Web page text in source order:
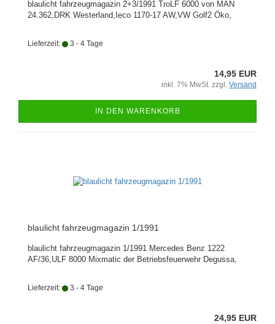
blaulicht fahrzeugmagazin 2+3/1991 TroLF 6000 von MAN
24.362,DRK Westerland,Ieco 1170-17 AW,VW Golf2 Öko,
Lieferzeit: 3 - 4 Tage
14,95 EUR
inkl. 7% MwSt. zzgl. Versand
IN DEN WARENKORB
blaulicht fahrzeugmagazin 1/1991
blaulicht fahrzeugmagazin 1/1991 Mercedes Benz 1222
AF/36,ULF 8000 Mixmatic der Betriebsfeuerwehr Degussa,
Lieferzeit: 3 - 4 Tage
24,95 EUR